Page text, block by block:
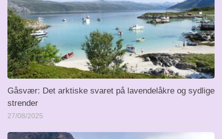
Gåsvær: Det arktiske svaret på lavendelåkre og sydlige
strender
27/08/2025